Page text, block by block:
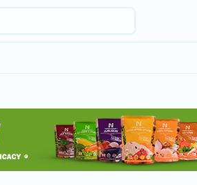
Запросить отель